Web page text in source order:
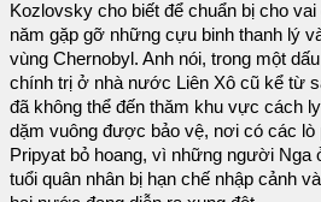
Kozlovsky cho biết để chuẩn bị cho
năm gặp gỡ những cựu binh thanh lý
vùng Chernobyl. Anh nói, trong một
chính trị ở nhà nước Liên Xô cũ kể từ
đã không thể đến thăm khu vực cách
dặm vuông được bảo vệ, nơi có các lò
Pripyat bỏ hoang, vì những người
tuổi quân nhân bị hạn chế nhập cảnh